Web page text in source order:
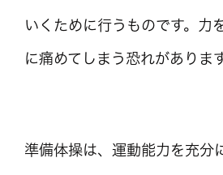
いくために行うものです。力
に痛めてしまう恐れがあります
準備体操は、運動能力を充分